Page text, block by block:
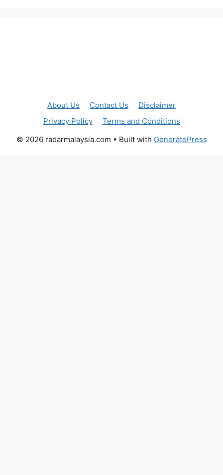
About Us Contact Us
Disclaimer
Privacy Policy
Terms and Conditions
© 2026 radarmalaysia.com • Built with GeneratePress